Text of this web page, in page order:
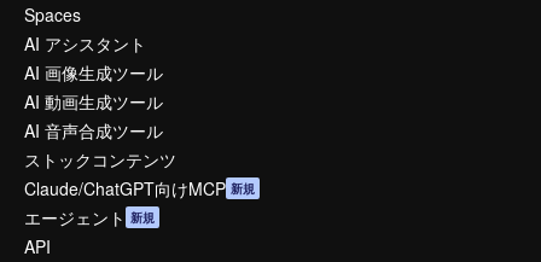
Spaces
AI アシスタント
AI 画像生成ツール
AI 動画生成ツール
AI 音声合成ツール
ストックコンテンツ
Claude/ChatGPT向けMCP 新規
エージェント 新規
API